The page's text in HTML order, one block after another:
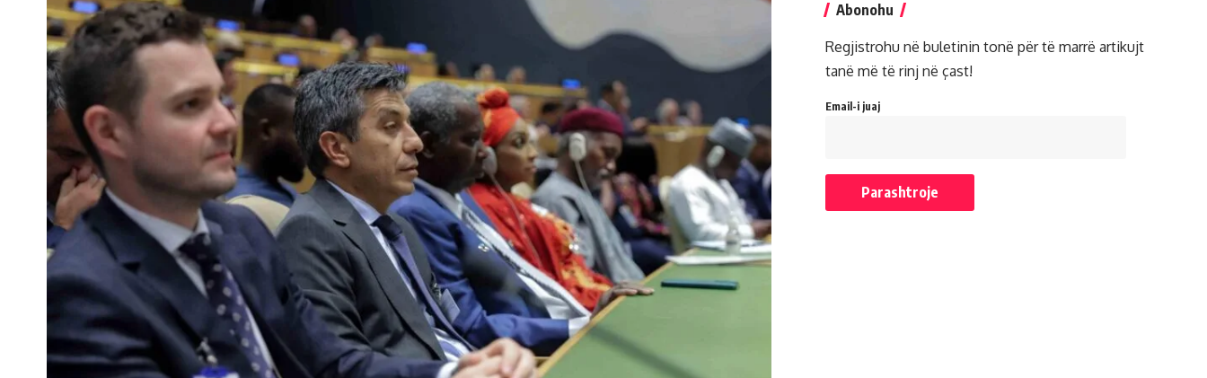
Abonohu
Regjistrohu në buletinin tonë për të marrë artikujt
tanë më të rinj në çast!
Email-i juaj